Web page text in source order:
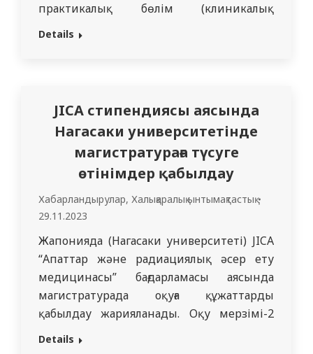
практикалық бөлім (клиникалық
жағдайлар) (офлайн).
Өтінімдер вотсаппқа жіберілсін
87715376060
Details
JICA стипендиясы аясында
Нагасаки университетінде
магистратураға түсуге
өтінімдер қабылдау
Хабарландырулар, Халықаралық ынтымақтастық
29.11.2023
Жапонияда (Нагасаки университеті) JICA
“Апаттар және радиациялық әсер ету
медицинасы” бағдарламасы аясында
магистратурада оқуға құжаттарды
қабылдау жарияланады. Оқу мерзімі-2
жыл, оқу басталуы-2024 жылдың қазан
Details